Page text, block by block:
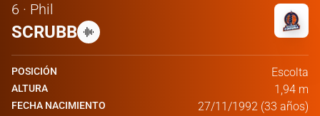
6 · Phil
SCRUBB
POSICIÓN Escolta
ALTURA 1,94 m
FECHA NACIMIENTO 27/11/1992 (33 años)